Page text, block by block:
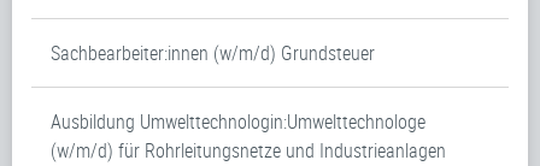
Sachbearbeiter:innen (w/m/d) Grundsteuer
Ausbildung Umwelttechnologin:Umwelttechnologe
(w/m/d) für Rohrleitungsnetze und Industrieanlagen